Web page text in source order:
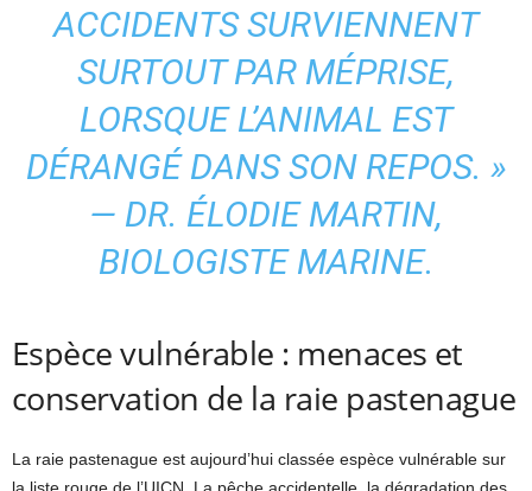
ACCIDENTS SURVIENNENT
SURTOUT PAR MÉPRISE,
LORSQUE L’ANIMAL EST
DÉRANGÉ DANS SON REPOS. »
— DR. ÉLODIE MARTIN,
BIOLOGISTE MARINE.
Espèce vulnérable : menaces et
conservation de la raie pastenague
La raie pastenague est aujourd’hui classée espèce vulnérable sur